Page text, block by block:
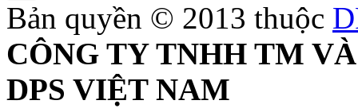
Bản quyền © 2013 thuộc
CÔNG TY TNHH TM
DPS VIỆT NAM